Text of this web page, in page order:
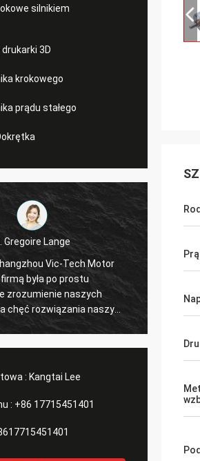
silnikiem
3D
krokowego
prądu stałego
Gregoire Lange
Vic-Tech Motor
była po prostu
chęć rozwiązania naszych
Polecam !
: Kangtai Lee
: +86 17715451401